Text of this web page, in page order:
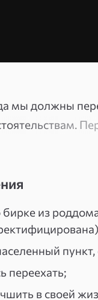
мы должны
месте, и
меняет свою
то,
маленького
из
пункт,
переехать;
в своей